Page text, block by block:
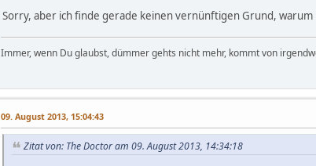
Sorry, aber ich finde gerade keinen vernünftigen Grund, warum
Immer, wenn Du glaubst, dümmer gehts nicht mehr, kommt von
09. August 2013, 15:04:43
Zitat von: The Doctor am 09. August 2013, 14:34:18